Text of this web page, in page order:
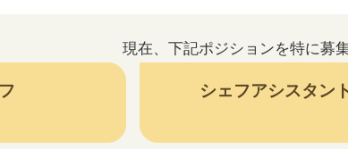
現在、下記ポジションを特に募
シェフアシスタン